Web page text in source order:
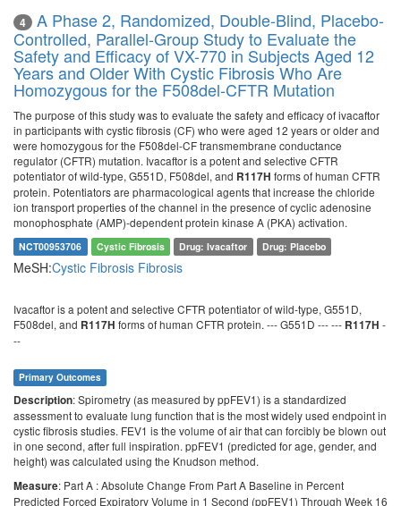
4
A Phase 2, Randomized, Double-Blind, Placebo-
Controlled, Parallel-Group Study to Evaluate the
Safety and Efficacy of VX-770 in Subjects Aged 12
Years and Older With Cystic Fibrosis Who Are
Homozygous for the F508del-CFTR Mutation
The purpose of this study was to evaluate the safety and efficacy of ivacaftor
in participants with cystic fibrosis (CF) who were aged 12 years or older and
were homozygous for the F508del-CF transmembrane conductance
regulator (CFTR) mutation. Ivacaftor is a potent and selective CFTR
potentiator of wild-type, G551D, F508del, and R117H forms of human CFTR
protein. Potentiators are pharmacological agents that increase the chloride
ion transport properties of the channel in the presence of cyclic adenosine
monophosphate (AMP)-dependent protein kinase A (PKA) activation.
NCT00953706 Cystic Fibrosis Drug: Ivacaftor Drug: Placebo
MeSH:Cystic Fibrosis Fibrosis
Ivacaftor is a potent and selective CFTR potentiator of wild-type, G551D,
F508del, and R117H forms of human CFTR protein. --- G551D --- --- R117H -
--
Primary Outcomes
Description: Spirometry (as measured by ppFEV1) is a standardized
assessment to evaluate lung function that is the most widely used endpoint in
cystic fibrosis studies. FEV1 is the volume of air that can forcibly be blown out
in one second, after full inspiration. ppFEV1 (predicted for age, gender, and
height) was calculated using the Knudson method.
Measure: Part A : Absolute Change From Part A Baseline in Percent
Predicted Forced Expiratory Volume in 1 Second (ppFEV1) Through Week 16